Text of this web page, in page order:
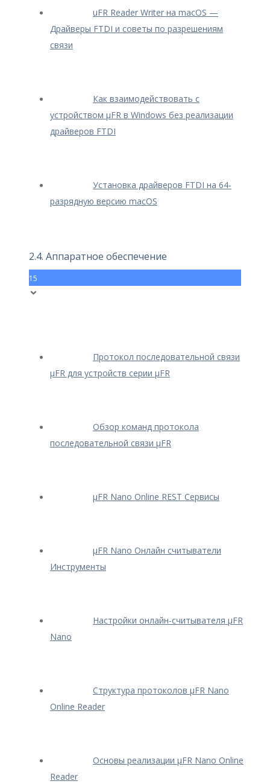
uFR Reader Writer на macOS —
Драйверы FTDI и советы по разрешениям
связи
Как взаимодействовать с
устройством μFR в Windows без реализации
драйверов FTDI
Установка драйверов FTDI на 64-
разрядную версию macOS
2.4. Аппаратное обеспечение
15
Протокол последовательной связи
μFR для устройств серии μFR
Обзор команд протокола
последовательной связи μFR
μFR Nano Online REST Сервисы
μFR Nano Онлайн считыватели
Инструменты
Настройки онлайн-считывателя μFR
Nano
Структура протоколов μFR Nano
Online Reader
Основы реализации μFR Nano Online
Reader